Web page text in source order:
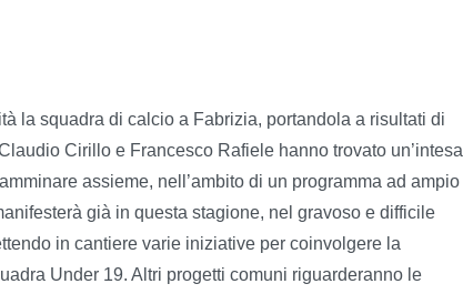
la squadra di calcio a Fabrizia, portandola a risultati di
Cirillo e Francesco Rafiele hanno trovato un’intesa
assieme, nell’ambito di un programma ad ampio
già in questa stagione, nel gravoso e difficile
in cantiere varie iniziative per coinvolgere la
Under 19. Altri progetti comuni riguarderanno le